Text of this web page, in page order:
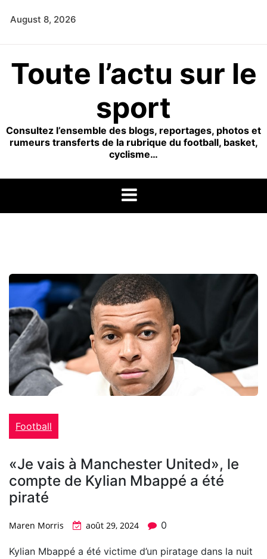
August 8, 2026
Toute l’actu sur le
sport
Consultez l’ensemble des blogs, reportages, photos et
rumeurs transferts de la rubrique du football, basket,
cyclisme…
Football
«Je vais à Manchester United», le
compte de Kylian Mbappé a été
piraté
Maren Morris août 29, 2024 0
Kylian Mbappé a été victime d’un piratage dans la nuit